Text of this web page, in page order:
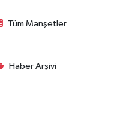
Tüm Manşetler
Haber Arşivi